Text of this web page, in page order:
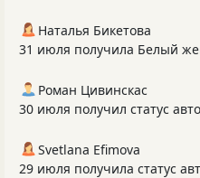
Наталья Бикетова
31 июля получила Белый
Роман Цивинскас
30 июля получил статус
Svetlana Efimova
29 июля получила статус